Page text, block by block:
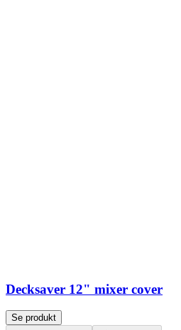
Decksaver 12" mixer cover
Se produkt